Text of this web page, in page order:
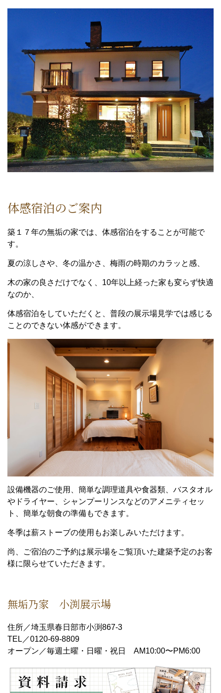
体感宿泊のご案内
築１７年の無垢の家では、体感宿泊をすることが可能で
す。
夏の涼しさや、冬の温かさ、梅雨の時期のカラッと感、
木の家の良さだけでなく、10年以上経った家も変らず快適
なのか、
体感宿泊をしていただくと、普段の展示場見学では感じる
ことのできない体感ができます。
設備機器のご使用、簡単な調理道具や食器類、バスタオル
やドライヤー、シャンプーリンスなどのアメニティセッ
ト、簡単な朝食の準備もできます。
冬季は薪ストーブの使用もお楽しみいただけます。
尚、ご宿泊のご予約は展示場をご覧頂いた建築予定のお客
様に限らせていただきます。
無垢乃家 小渕展示場
住所／埼玉県春日部市小渕867-3
TEL／0120-69-8809
オープン／毎週土曜・日曜・祝日 AM10:00〜PM6:00